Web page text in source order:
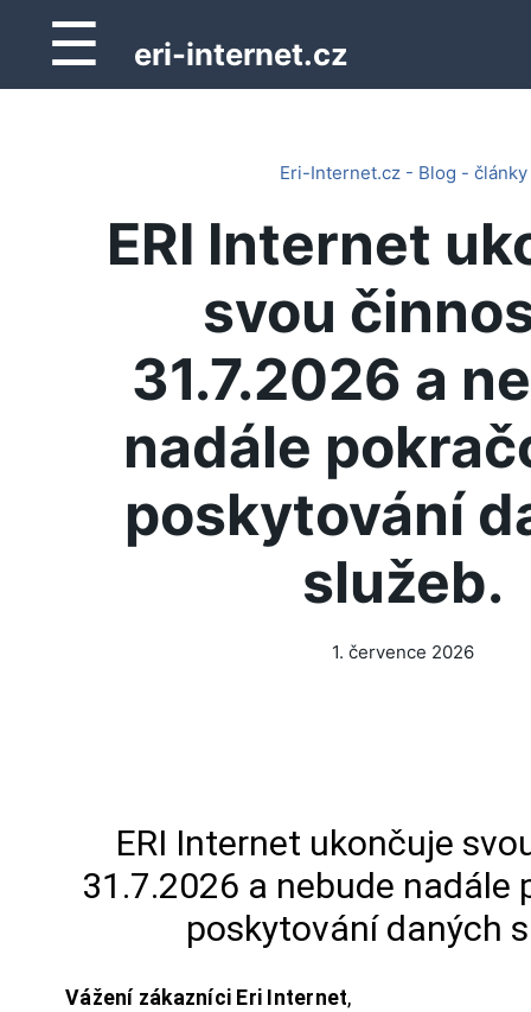
☰ eri-internet.cz
Eri-Internet.cz - Blog - články
ERI Internet
svou
31.7.2026 a
nadále
poskytování
služeb.
1. července 2026
ERI Internet ukončuje
31.7.2026 a nebude nadále
poskytování daných
Vážení zákazníci Eri Internet,